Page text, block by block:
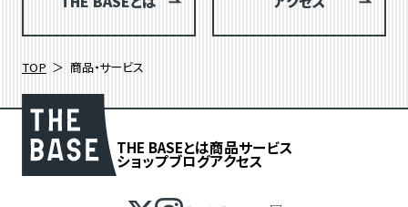
TOP 商品・サービス
THE BASEとは商品サービス
ショップブログアクセス